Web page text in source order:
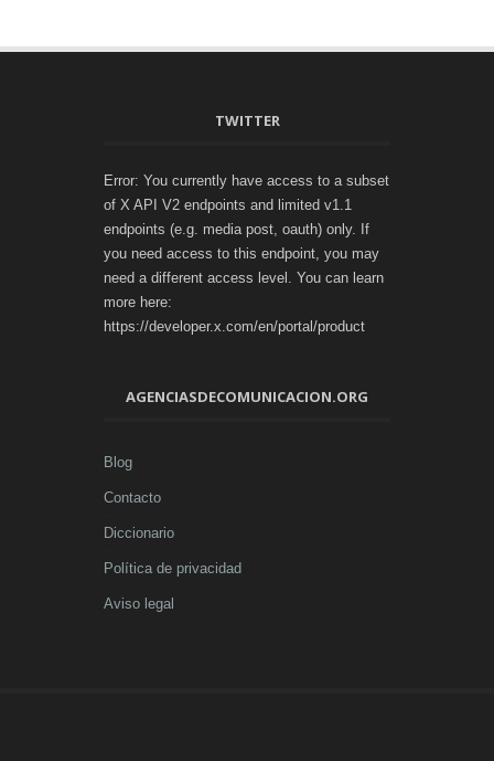
TWITTER
Error: You currently have access to a subset
of X API V2 endpoints and limited v1.1
endpoints (e.g. media post, oauth) only. If
you need access to this endpoint, you may
need a different access level. You can learn
more here:
https://developer.x.com/en/portal/product
AGENCIASDECOMUNICACION.ORG
Blog
Contacto
Diccionario
Política de privacidad
Aviso legal